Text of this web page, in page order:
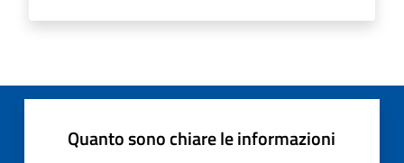
Quanto sono chiare le informazioni